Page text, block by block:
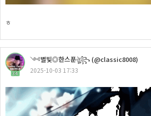
ㅎ
34
༺별빛◎한스푼ঔৣ꧂ (@classic8008)
2025-10-03 17:33